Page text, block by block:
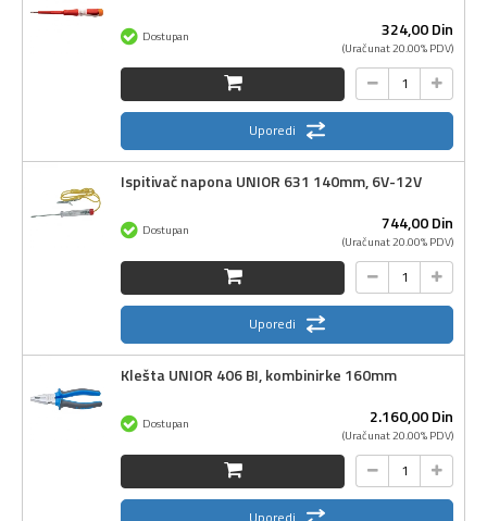
324,00Din
(Uračunat 20.00% PDV)
Dostupan
Uporedi
Ispitivač napona UNIOR 631 140mm, 6V-12V
744,00Din
(Uračunat 20.00% PDV)
Dostupan
Uporedi
Klešta UNIOR 406 BI, kombinirke 160mm
2.160,00Din
(Uračunat 20.00% PDV)
Dostupan